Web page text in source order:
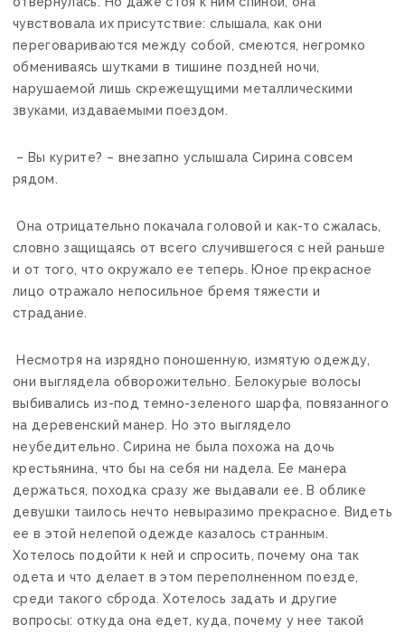
чувствовала их присутствие: слышала, как они
переговариваются между собой, смеются, негромко
обмениваясь шутками в тишине поздней ночи,
нарушаемой лишь скрежещущими металлическими
звуками, издаваемыми поездом.
– Вы курите? – внезапно услышала Сирина совсем
рядом.
Она отрицательно покачала головой и как-то сжалась,
словно защищаясь от всего случившегося с ней раньше
и от того, что окружало ее теперь. Юное прекрасное
лицо отражало непосильное бремя тяжести и
страдание.
Несмотря на изрядно поношенную, измятую одежду,
они выглядела обворожительно. Белокурые волосы
выбивались из-под темно-зеленого шарфа, повязанного
на деревенский манер. Но это выглядело
неубедительно. Сирина не была похожа на дочь
крестьянина, что бы на себя ни надела. Ее манера
держаться, походка сразу же выдавали ее. В облике
девушки таилось нечто невыразимо прекрасное. Видеть
ее в этой нелепой одежде казалось странным.
Хотелось подойти к ней и спросить, почему она так
одета и что делает в этом переполненном поезде,
среди такого сброда. Хотелось задать и другие
вопросы: откуда она едет, куда, почему у нее такой